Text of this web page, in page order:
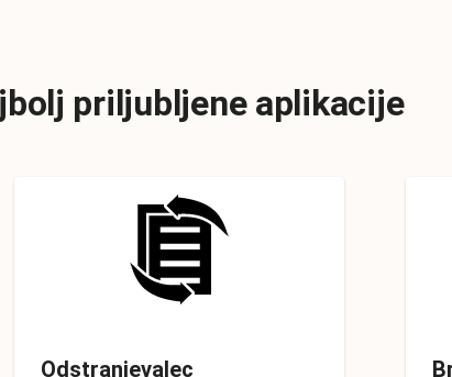
priljubljene aplikacije
Odstranjevalec